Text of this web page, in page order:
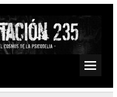
Sludge, Fuzz, Space, Drone